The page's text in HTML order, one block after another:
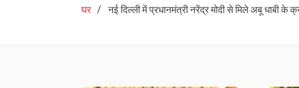
घर नई दिल्ली में प्रधानमंत्री नरेंद्र मोदी से मिले अबू धाबी के